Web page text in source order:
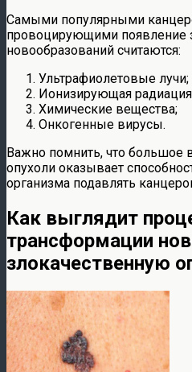
Самыми популярными
провоцирующими появление
новообразований считаются:
Ультрафиолетовые лучи;
Ионизирующая
Химические вещества;
Онкогенные вирусы.
Важно помнить, что большое
опухоли оказывает
организма подавлять
Как выглядит
трансформации
злокачественную